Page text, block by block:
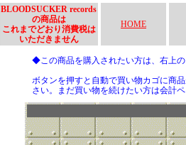
BLOODSUCKER records
の商品は
これまでどおり消費税は
いただきません
HOME
◆この商品を購入されたい方は、右上
ボタンを押すと自動で買い物カゴに商
さい。まだ買い物を続けたい方は会計